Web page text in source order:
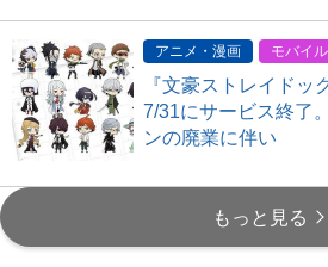
アニメ・漫画 モバイ
『文豪ストレイドッ
7/31にサービス終了
ンの廃業に伴い
もっと見る